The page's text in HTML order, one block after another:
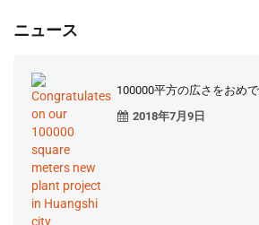
ニュース
100000平方の広さをおめ
2018年7月9日